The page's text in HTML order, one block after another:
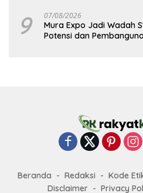
9 07/08/2026
Mura Expo Jadi Wadah
Potensi dan
Beranda Redaksi Kode
Disclaimer
Privacy